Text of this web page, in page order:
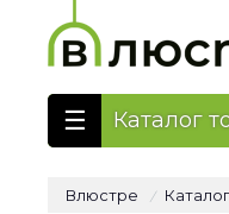
Каталог
Влюстре / Каталог